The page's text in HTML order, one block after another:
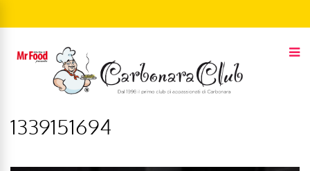
1339151694